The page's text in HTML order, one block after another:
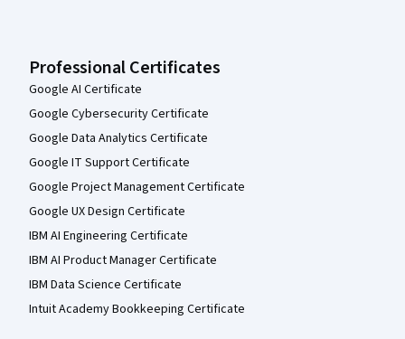
Professional Certificates
Google AI Certificate
Google Cybersecurity Certificate
Google Data Analytics Certificate
Google IT Support Certificate
Google Project Management Certificate
Google UX Design Certificate
IBM AI Engineering Certificate
IBM AI Product Manager Certificate
IBM Data Science Certificate
Intuit Academy Bookkeeping Certificate